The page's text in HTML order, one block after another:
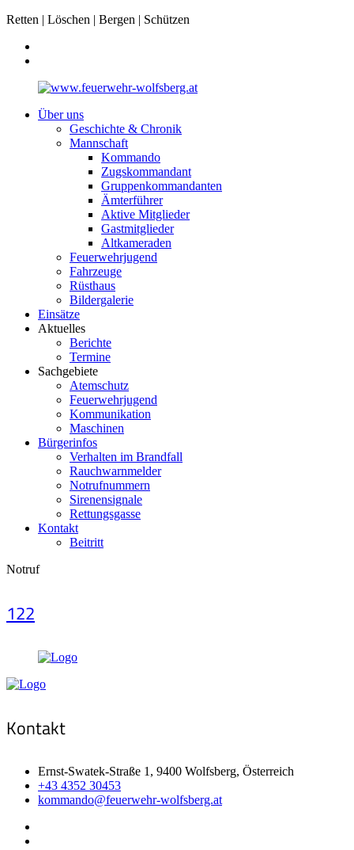
Retten | Löschen | Bergen | Schützen
Über uns
Geschichte & Chronik
Mannschaft
Kommando
Zugskommandant
Gruppenkommandanten
Ämterführer
Aktive Mitglieder
Gastmitglieder
Altkameraden
Feuerwehrjugend
Fahrzeuge
Rüsthaus
Bildergalerie
Einsätze
Aktuelles
Berichte
Termine
Sachgebiete
Atemschutz
Feuerwehrjugend
Kommunikation
Maschinen
Bürgerinfos
Verhalten im Brandfall
Rauchwarnmelder
Notrufnummern
Sirenensignale
Rettungsgasse
Kontakt
Beitritt
Notruf
122
Kontakt
Ernst-Swatek-Straße 1, 9400 Wolfsberg, Österreich
+43 4352 30453
kommando@feuerwehr-wolfsberg.at